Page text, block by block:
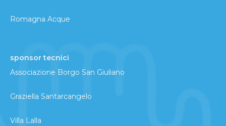
Romagna Acque
sponsor tecnici
Associazione Borgo San Giuliano
Graziella Santarcangelo
Villa Lalla